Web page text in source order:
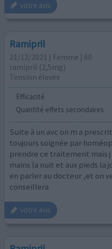
votre avis
Ramipril
21/12/2021 | Femme | 60
ramipril (2,5mg)
Tension élevée
Efficacité
Quantité effets secondaires
Suite à un avc on m a
toujours soignée par
prendre ce traitement mais j
mains la nuit et aux pieds la
en parler au docteur ,et on
conseillera
votre avis